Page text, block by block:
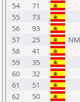
54
71
55
73
56
93
57
25 NM
58
41
59
35
60
32
61
51
62
50